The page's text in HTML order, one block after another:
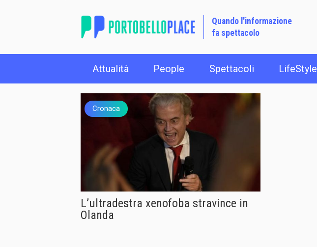
Quando l'informazione
fa spettacolo
Attualità People Spettacoli LifeStyle
Cronaca
L’ultradestra xenofoba stravince in
Olanda